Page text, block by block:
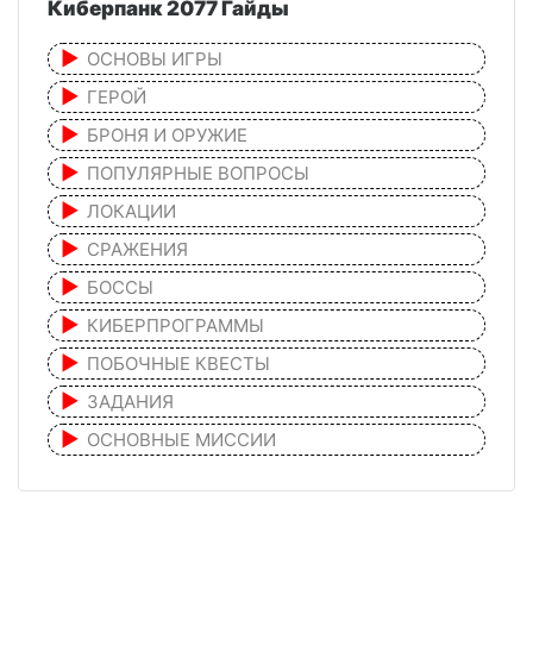
Киберпанк 2077 Гайды
ОСНОВЫ ИГРЫ
ГЕРОЙ
БРОНЯ И ОРУЖИЕ
ПОПУЛЯРНЫЕ ВОПРОСЫ
ЛОКАЦИИ
СРАЖЕНИЯ
БОССЫ
КИБЕРПРОГРАММЫ
ПОБОЧНЫЕ КВЕСТЫ
ЗАДАНИЯ
ОСНОВНЫЕ МИССИИ